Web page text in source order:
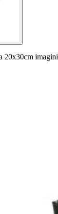
20x30cm imagini